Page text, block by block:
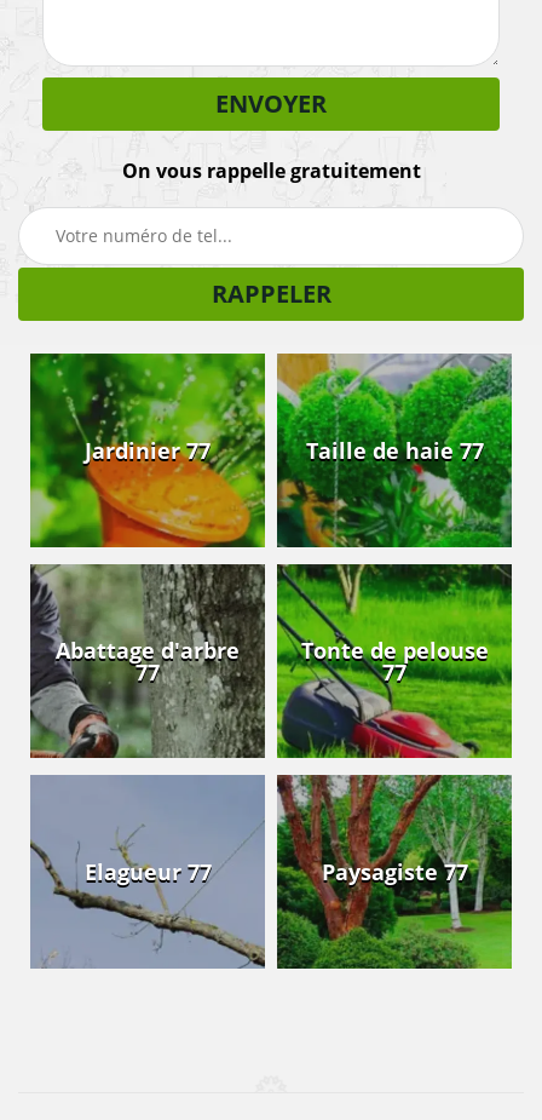
On vous rappelle gratuitement
Jardinier 77 Taille de haie 77
Abattage d'arbre
77
Tonte de pelouse
77
Elagueur 77 Paysagiste 77